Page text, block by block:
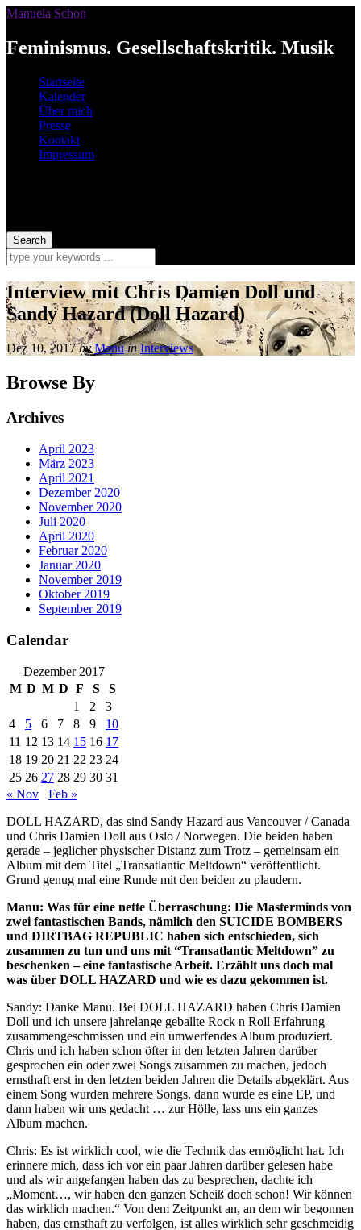
Manuela Schon
Feminismus. Gesellschaftskritik. Musik
Startseite
Kalender
Über mich
Presse
Kontakt
Impressum
Interview mit Chris Damien Doll und
Sandy Hazard (Doll Hazard)
Dez 10, 2017 by Manu in Interviews
Browse By
Archives
April 2023
März 2023
April 2021
Dezember 2020
November 2020
Juli 2020
April 2020
Februar 2020
Januar 2020
November 2019
Oktober 2019
September 2019
Calendar
Dezember 2017
M D M D F S
S
1
2
3
4
5 6 7 8 9
10
11 12 13 14 15 16 17
18 19 20 21 22 23 24
25 26 27 28 29 30 31
« Nov
Feb »
DOLL HAZARD, das sind Sandy Hazard aus Vancouver / Canada
und Chris Damien Doll aus Oslo / Norwegen. Die beiden haben
gerade – jeglicher physischer Distanz zum Trotz – gemeinsam ein
Album mit dem Titel „Transatlantic Meltdown“ veröffentlicht.
Grund genug mal eine Runde mit den beiden zu plaudern.
Manu: Was für eine nette Überraschung: Die Masterminds von
zwei fantastischen Bands, nämlich den SUICIDE BOMBERS
und DIRTBAG REPUBLIC haben sich entschieden, sich
zusammen zu tun und uns mit “Transatlantic Meltdown” zu
beschenken – eine fantastische Arbeit. Erzählt uns doch mal
was über DOLL HAZARD und wie es dazu gekommen ist.
Sandy: Danke Manu. Bei DOLL HAZARD haben Chris Damien
Doll und ich unsere jahrelange geballte Rock n Roll Erfahrung
zusammengeschmissen und ein umwerfendes Album produziert.
Chris und ich haben schon öfter in den letzten Jahren darüber
gesprochen ein oder zwei Songs zusammen zu machen, jedoch
ernsthaft erst in den letzten beiden Jahren die Details abgeklärt. Aus
einem Song wurden mehrere Songs, dann wurde es eine EP, und
dann haben wir uns gedacht … zur Hölle, lass uns ein ganzes
Album machen.
Chris: Es ist wirklich cool, wie die Technik das ermöglicht hat. Ich
erinnere mich, dass ich vor ein paar Jahren darüber gelesen habe
und als wir angefangen haben das zu besprechen, dachte ich
„Moment…, wir haben den ganzen Scheiß doch schon! Wir können
das wirklich machen.“ Von dem Zeitpunkt an, an dem wir begonnen
haben, das ernsthaft zu verfolgen, ist alles wirklich sehr geschmeidig